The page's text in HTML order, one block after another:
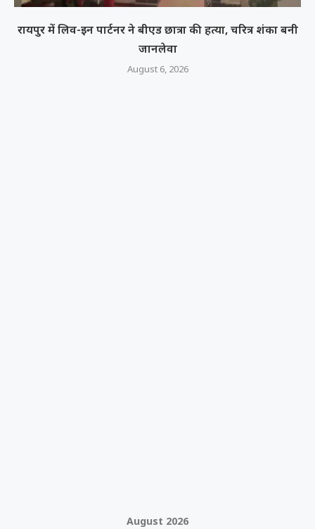
रायपुर में लिव-इन पार्टनर ने बीएड छात्रा की हत्या, चरित्र शंका बनी
जानलेवा
August 6, 2026
August 2026